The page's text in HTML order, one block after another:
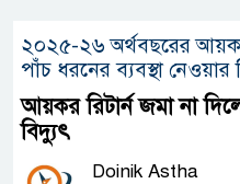
২০২৫-২৬ অর্থবছরের আয়কর
পাঁচ ধরনের ব্যবস্থা নেওয়ার
আয়কর রিটার্ন জমা না
বিদ্যুৎ
Doinik Astha